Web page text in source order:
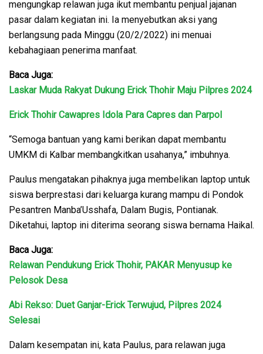
mengungkap relawan juga ikut membantu penjual jajanan
pasar dalam kegiatan ini. Ia menyebutkan aksi yang
berlangsung pada Minggu (20/2/2022) ini menuai
kebahagiaan penerima manfaat.
Baca Juga:
Laskar Muda Rakyat Dukung Erick Thohir Maju Pilpres 2024
Erick Thohir Cawapres Idola Para Capres dan Parpol
“Semoga bantuan yang kami berikan dapat membantu
UMKM di Kalbar membangkitkan usahanya,” imbuhnya.
Paulus mengatakan pihaknya juga membelikan laptop untuk
siswa berprestasi dari keluarga kurang mampu di Pondok
Pesantren Manba’Usshafa, Dalam Bugis, Pontianak.
Diketahui, laptop ini diterima seorang siswa bernama Haikal.
Baca Juga:
Relawan Pendukung Erick Thohir, PAKAR Menyusup ke
Pelosok Desa
Abi Rekso: Duet Ganjar-Erick Terwujud, Pilpres 2024
Selesai
Dalam kesempatan ini, kata Paulus, para relawan juga